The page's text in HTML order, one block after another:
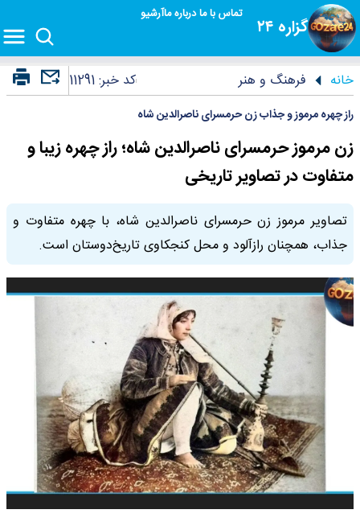
گزاره ۲۴
تماس با مادرباره ماآرشیو
خانه فرهنگ و هنر کد خبر:11291
راز چهره مرموز و جذاب زن حرمسرای ناصرالدین شاه
زن مرموز حرمسرای ناصرالدین شاه؛ راز چهره زیبا و
متفاوت در تصاویر تاریخی
تصاویر مرموز زن حرمسرای ناصرالدین شاه، با چهره متفاوت و
جذاب، همچنان رازآلود و محل کنجکاوی تاریخ‌دوستان است.